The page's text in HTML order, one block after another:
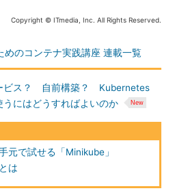
Copyright © ITmedia, Inc. All Rights Reserved.
めのコンテナ実践講座 連載一覧
ビス？ 自前構築？ Kubernetes
うにはどうすればよいのか
元で試せる「Minikube」
は